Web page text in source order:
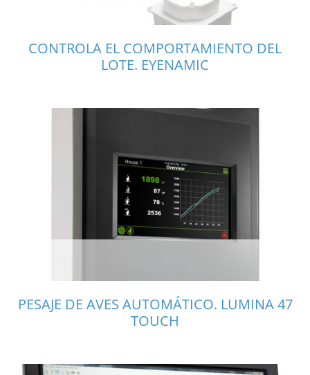
CONTROLA EL COMPORTAMIENTO DEL
LOTE. EYENAMIC
PESAJE DE AVES AUTOMÁTICO. LUMINA 47
TOUCH